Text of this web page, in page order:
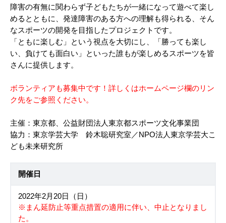
障害の有無に関わらず子どもたちが一緒になって遊べて楽し
めるとともに、発達障害のある方への理解も得られる、そん
なスポーツの開発を目指したプロジェクトです。
「ともに楽しむ」という視点を大切にし、「勝っても楽し
い、負けても面白い」といった誰もが楽しめるスポーツを皆
さんに提供します。
ボランティアも募集中です！詳しくはホームページ欄のリン
ク先をご参照ください。
主催：東京都、公益財団法人東京都スポーツ文化事業団
協力：東京学芸大学 鈴木聡研究室／NPO法人東京学芸大こ
ども未来研究所
開催日
2022年2月20日（日）
※まん延防止等重点措置の適用に伴い、中止となりまし
た。